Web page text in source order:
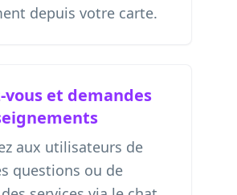
depuis votre carte.
vous et demandes
aux utilisateurs de
questions ou de